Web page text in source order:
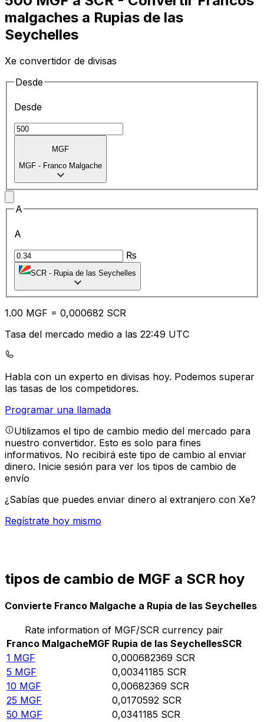
malgaches a Rupias de las
Seychelles
Xe convertidor de divisas
Desde
Desde
MGF
MGF - Franco Malgache
A
A
₨
SCR - Rupia de las Seychelles
1.00 MGF = 0,000682 SCR
Tasa del mercado medio a las 22:49 UTC
Habla con un experto en divisas hoy. Podemos superar
las tasas de los competidores.
Programar una llamada
Utilizamos el tipo de cambio medio del mercado para
nuestro convertidor. Esto es solo para fines
informativos. No recibirá este tipo de cambio al enviar
dinero. Inicie sesión para ver los tipos de cambio de
envío
¿Sabías que puedes enviar dinero al extranjero con Xe?
Regístrate hoy mismo
tipos de cambio de MGF a SCR hoy
Convierte Franco Malgache a Rupia de las Seychelles
Rate information of MGF/SCR currency pair
Franco MalgacheMGF Rupia de las SeychellesSCR
1 MGF 0,000682369 SCR
5 MGF 0,00341185 SCR
10 MGF 0,00682369 SCR
25 MGF 0,0170592 SCR
50 MGF 0,0341185 SCR